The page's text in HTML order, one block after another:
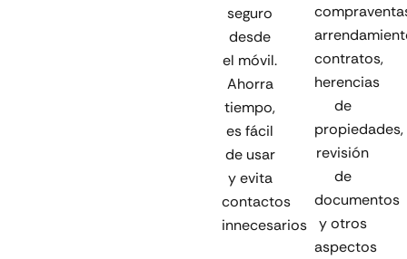
seguro
desde
el móvil.
Ahorra
tiempo,
es fácil
de usar
y evita
contactos
innecesarios
contratos,
herencias
de
propiedades,
revisión
de
documentos
y otros
aspectos